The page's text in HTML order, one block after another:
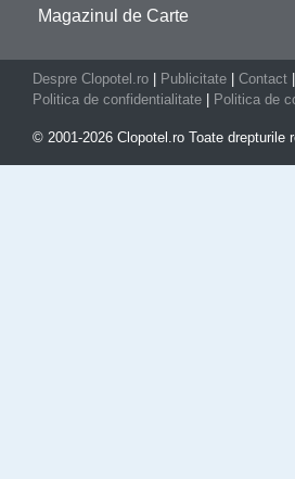
Magazinul de Carte
Despre Clopotel.ro Publicitate Contact
Politica de confidentialitate
Politica de
© 2001-2026 Clopotel.ro Toate drepturile